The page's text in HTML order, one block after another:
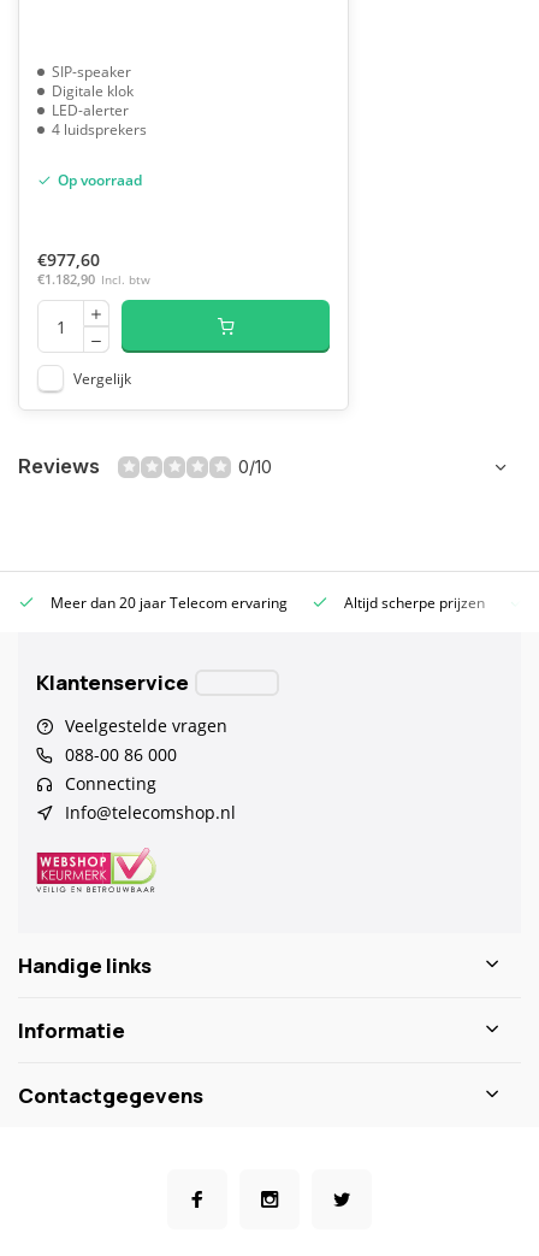
SIP-speaker
Digitale klok
LED-alerter
4 luidsprekers
Op voorraad
€977,60
€1.182,90 Incl. btw
Vergelijk
Reviews 0/10
Meer dan 20 jaar Telecom ervaring Altijd scherpe prijzen
Klantenservice
Veelgestelde vragen
088-00 86 000
Connecting
Info@telecomshop.nl
Handige links
Informatie
Contactgegevens